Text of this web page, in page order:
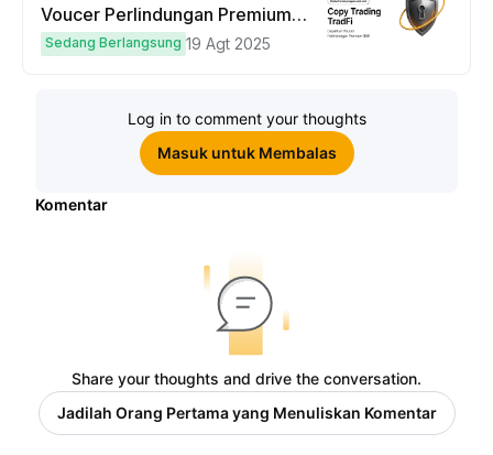
Voucer Perlindungan Premium
hingga $50
Sedang Berlangsung 19 Agt 2025
Log in to comment your thoughts
Masuk untuk Membalas
Komentar
Share your thoughts and drive the conversation.
Jadilah Orang Pertama yang Menuliskan Komentar